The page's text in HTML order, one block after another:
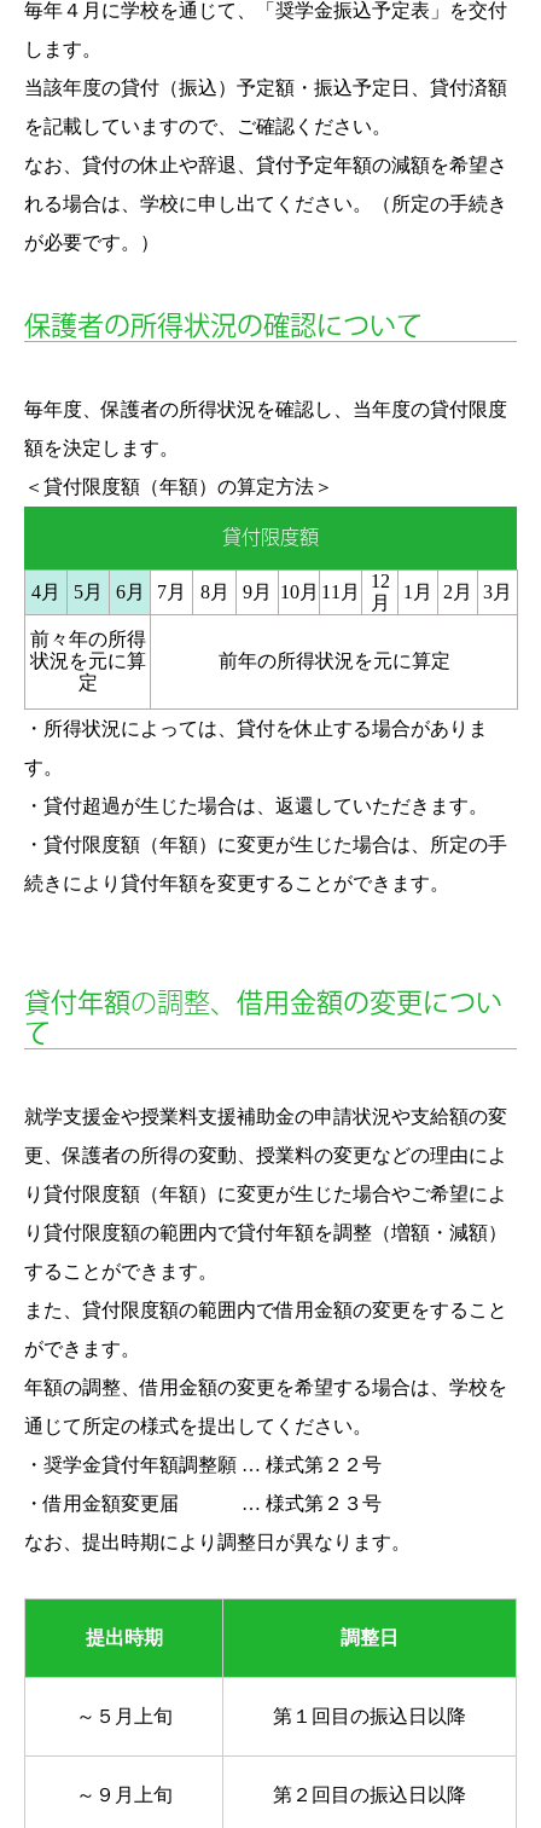
毎年４月に学校を通じて、「奨学金振込予定表」を交付
します。
当該年度の貸付（振込）予定額・振込予定日、貸付済額
を記載していますので、ご確認ください。
なお、貸付の休止や辞退、貸付予定年額の減額を希望さ
れる場合は、学校に申し出てください。（所定の手続き
が必要です。）
保護者の所得状況の確認について
毎年度、保護者の所得状況を確認し、当年度の貸付限度
額を決定します。
＜貸付限度額（年額）の算定方法＞
貸付限度額
4月 5月 6月 7月 8月 9月 10月 11月
12
月
1月 2月 3月
前々年の所得
状況を元に算
定
前年の所得状況を元に算定
・所得状況によっては、貸付を休止する場合がありま
す。
・貸付超過が生じた場合は、返還していただきます。
・貸付限度額（年額）に変更が生じた場合は、所定の手
続きにより貸付年額を変更することができます。
貸付年額の調整、 借用金額の変更につい
て
就学支援金や授業料支援補助金の申請状況や支給額の変
更、保護者の所得の変動、授業料の変更などの理由によ
り貸付限度額（年額）に変更が生じた場合やご希望によ
り貸付限度額の範囲内で貸付年額を調整（増額・減額）
することができます。
また、貸付限度額の範囲内で借用金額の変更をすること
ができます。
年額の調整、借用金額の変更を希望する場合は、学校を
通じて所定の様式を提出してください。
・奨学金貸付年額調整願 … 様式第２２号
・借用金額変更届 … 様式第２３号
なお、提出時期により調整日が異なります。
提出時期 調整日
～５月上旬 第１回目の振込日以降
～９月上旬 第２回目の振込日以降